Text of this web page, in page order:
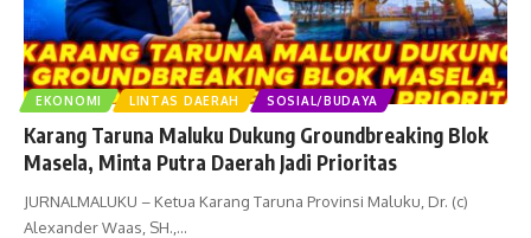
EKONOMI LINTAS DAERAH SOSIAL/BUDAYA
Karang Taruna Maluku Dukung Groundbreaking Blok
Masela, Minta Putra Daerah Jadi Prioritas
JURNALMALUKU – Ketua Karang Taruna Provinsi Maluku, Dr. (c)
Alexander Waas, SH., …